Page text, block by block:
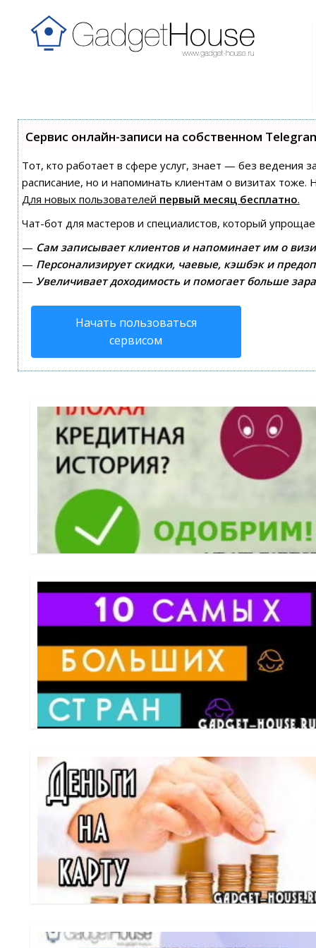
Сервис онлайн-записи на собственном
Тот, кто работает в сфере услуг, знает — без ведения
расписание, но и напоминать клиентам о визитах
Для новых пользователей первый месяц бесплатно.
Чат-бот для мастеров и специалистов, который
— Сам записывает клиентов и напоминает им о
— Персонализирует скидки, чаевые, кэшбэк и
— Увеличивает доходимость и помогает больше
Начать пользоваться
сервисом
случается огромное количество ситуаций, когда у
двухсот держав, на ней пестрят разными оттенками
многих городах России, потому как это прекрасная